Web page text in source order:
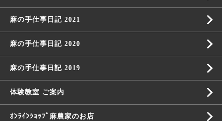
麻の手仕事日記 2021
麻の手仕事日記 2020
麻の手仕事日記 2019
体験教室 ご案内
ｵﾝﾗｲﾝｼｮｯﾌﾟ麻農家のお店